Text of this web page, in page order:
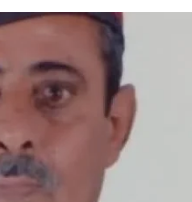
الحواشب يعزي في
سعد محمد الحوشبي